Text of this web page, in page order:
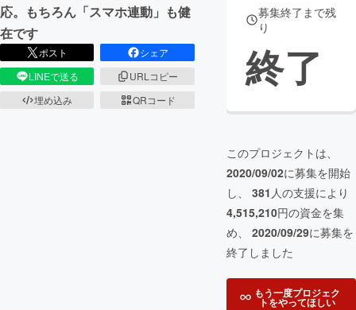
応。もちろん「スマホ連動」も健
在です
ポスト
シェア
LINEで送る
URLコピー
埋め込み
QRコード
募集終了まで残
り
終了
このプロジェクトは、
2020/09/02に募集を開始
し、 381 人の支援により
4,515,210円の資金を集
め、 2020/09/29に募集を
終了しました
もう一度プロジェク
トをやってほしい